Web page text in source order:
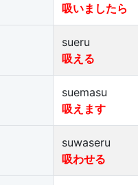
吸いましたら
sueru
吸える
suemasu
吸えます
suwaseru
吸わせる